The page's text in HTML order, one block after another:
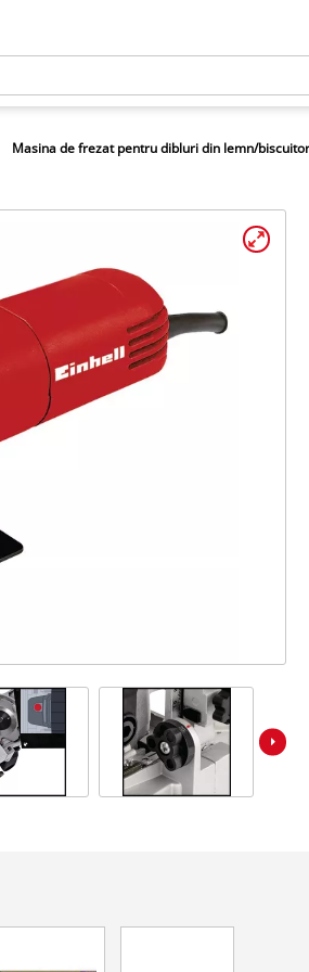
Masina de frezat pentru dibluri din lemn/biscuitor